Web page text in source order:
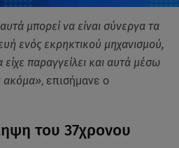
μπορεί να είναι σύνεργα τα
ενός εκρηκτικού μηχανισμού,
παραγγείλει και αυτά μέσω
ακόμα», επισήμανε ο
του 37χρονου